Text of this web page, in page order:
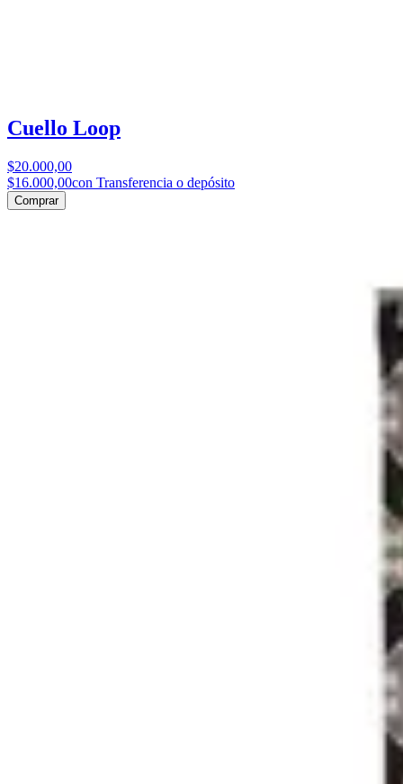
Cuello Loop
$20.000,00
$16.000,00con Transferencia o depósito
Comprar